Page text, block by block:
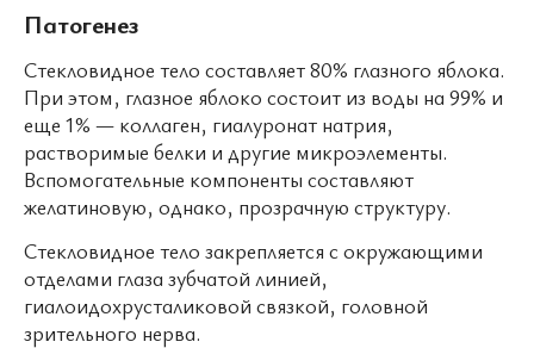
Патогенез
Стекловидное тело составляет 80% глазного яблока.
При этом, глазное яблоко состоит из воды на 99% и
еще 1% — коллаген, гиалуронат натрия,
растворимые белки и другие микроэлементы.
Вспомогательные компоненты составляют
желатиновую, однако, прозрачную структуру.
Стекловидное тело закрепляется с окружающими
отделами глаза зубчатой линией,
гиалоидохрусталиковой связкой, головной
зрительного нерва.